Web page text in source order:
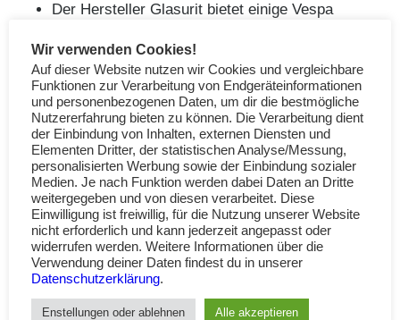
Der Hersteller Glasurit bietet einige Vespa
zustimmen, bei dem Feld Code ein „*“ und bei
Hersteller „PIAGGIO“ eingeben.
Falls ihr auch solche Infos aus Farbanalysen
oder ähnlichem habt, freue ich mich auf eure
Unterstützung und Kommentare!! Welche RAL-
Farben oder Autolacke entsprechen den Vespa
Originalfarben?
Wir verwenden Cookies!
Auf dieser Website nutzen wir Cookies und vergleichbare
Funktionen zur Verarbeitung von Endgeräteinformationen
und personenbezogenen Daten, um dir die bestmögliche
Nutzererfahrung bieten zu können. Die Verarbeitung dient
der Einbindung von Inhalten, externen Diensten und
Elementen Dritter, der statistischen Analyse/Messung,
personalisierten Werbung sowie der Einbindung sozialer
Medien. Je nach Funktion werden dabei Daten an Dritte
weitergegeben und von diesen verarbeitet. Diese
Einwilligung ist freiwillig, für die Nutzung unserer Website
nicht erforderlich und kann jederzeit angepasst oder
widerrufen werden. Weitere Informationen über die
Verwendung deiner Daten findest du in unserer
Datenschutzerklärung.
Enstellungen oder ablehnen Alle akzeptieren